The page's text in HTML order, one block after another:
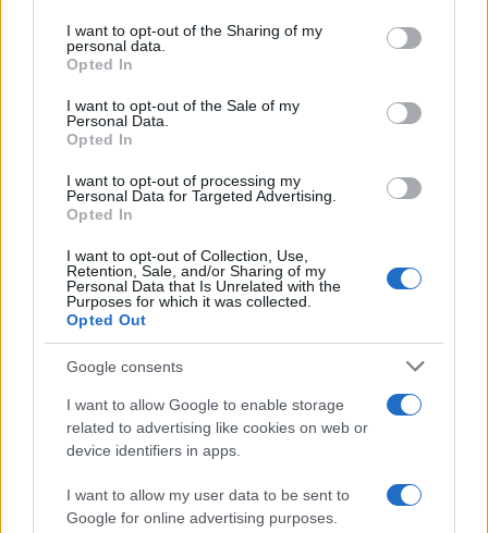
I want to opt-out of the Sharing of my
personal data.
Opted In
I want to opt-out of the Sale of my
Personal Data.
Opted In
I want to opt-out of processing my
Personal Data for Targeted Advertising.
Opted In
I want to opt-out of Collection, Use,
Retention, Sale, and/or Sharing of my
Personal Data that Is Unrelated with the
Purposes for which it was collected.
Opted Out
Google consents
I want to allow Google to enable storage
related to advertising like cookies on web or
device identifiers in apps.
I want to allow my user data to be sent to
Google for online advertising purposes.
Caro Porro, sulle tende non sono
d’accordo e ti spiego perché
diLa Posta
Caro Porro, che tristezza: si sono